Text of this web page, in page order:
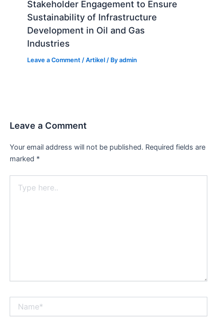
Stakeholder Engagement to Ensure
Sustainability of Infrastructure
Development in Oil and Gas
Industries
Leave a Comment /Artikel / Byadmin
Leave a Comment
Your email address will not be published. Required fields are
marked *
here..